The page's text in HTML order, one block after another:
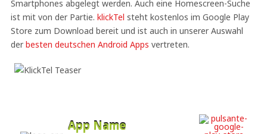
Smartphones abgelegt werden. Auch eine Homescreen-Suche
ist mit von der Partie. klickTel steht kostenlos im Google Play
Store zum Download bereit und ist auch in unserer Auswahl
der besten deutschen Android Apps vertreten.
App Name